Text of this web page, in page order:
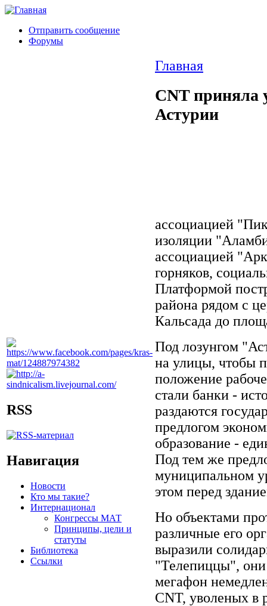
Отправить сообщение
Форумы
RSS
Навигация
Новости
Кто мы такие?
Интернационал
Конгрессы МАТ
Принципы, цели и
статуты
Библиотека
Ссылки
Главная
CNT приняла
Астурии
ассоциацией
изоляции
ассоциацией
горняков,
Платформой
района рядом с
Кальсада до
Под лозунгом
на улицы, чтобы
положение
стали банки -
раздаются
предлогом
образование -
Под тем же
муниципальном
этом перед
Но объектами
различные его
выразили
"Телепиццы", они
мегафон
CNT, уволеных в